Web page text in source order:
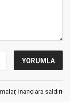
inançlara saldırı